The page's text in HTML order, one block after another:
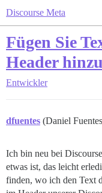
Discourse Meta
Fügen Sie
Header hinzu
Entwickler
dfuentes (Daniel
Ich bin neu bei
etwas ist, das leicht
finden, wo ich den Text